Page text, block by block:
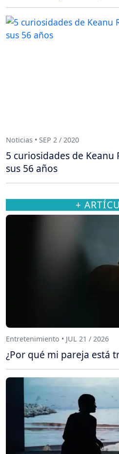
Noticias • SEP 2 / 2020
5 curiosidades de Keanu
sus 56 años
+
Entretenimiento • JUL 21 / 2026
¿Por qué mi pareja está